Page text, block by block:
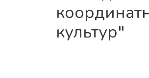
культур"